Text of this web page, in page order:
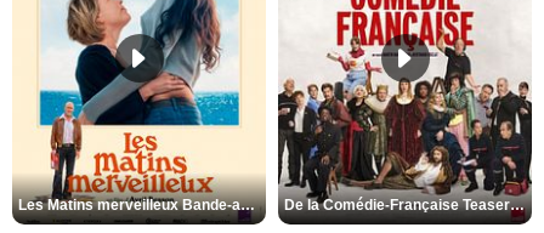
Les Matins merveilleux Bande-annonce VF De la Comédie-Française Teaser VF